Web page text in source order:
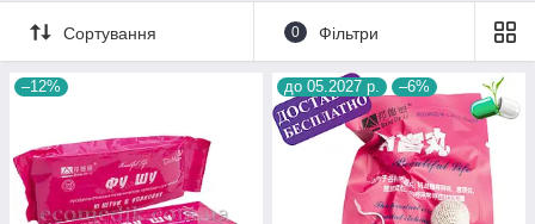
Сортування 0 Фільтри
–12% до 05.2027 р. –6%